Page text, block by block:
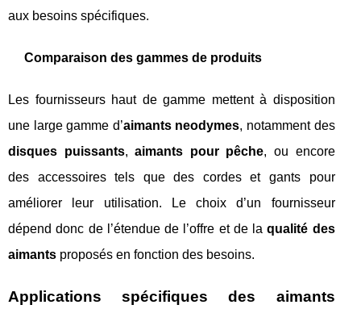
aux besoins spécifiques.
Comparaison des gammes de produits
Les fournisseurs haut de gamme mettent à disposition
une large gamme d’aimants neodymes, notamment des
disques puissants,aimants pour pêche, ou encore
des accessoires tels que des cordes et gants pour
améliorer leur utilisation. Le choix d’un fournisseur
dépend donc de l’étendue de l’offre et de laqualité des
aimants proposés en fonction des besoins.
Applications spécifiques des aimants